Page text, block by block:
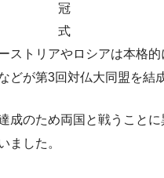
冠
式
ストリアやロシアは本格
どが第3回対仏大同盟を結
成のため両国と戦うこと
ました。